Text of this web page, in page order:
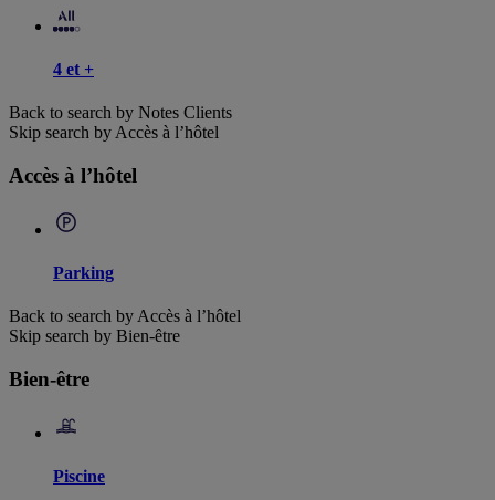
4 et +
Back to search by Notes Clients
Skip search by Accès à l’hôtel
Accès à l’hôtel
Parking
Back to search by Accès à l’hôtel
Skip search by Bien-être
Bien-être
Piscine